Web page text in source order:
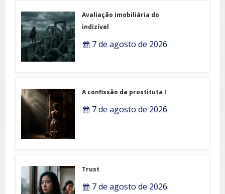
Avaliação imobiliária do
indizível
7 de agosto de 2026
A confissão da prostituta I
7 de agosto de 2026
Trust
7 de agosto de 2026